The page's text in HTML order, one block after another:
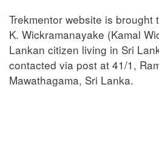
Trekmentor website is brought
K. Wickramanayake (Kamal
Lankan citizen living in Sri
contacted via post at 41/1,
Mawathagama, Sri Lanka.